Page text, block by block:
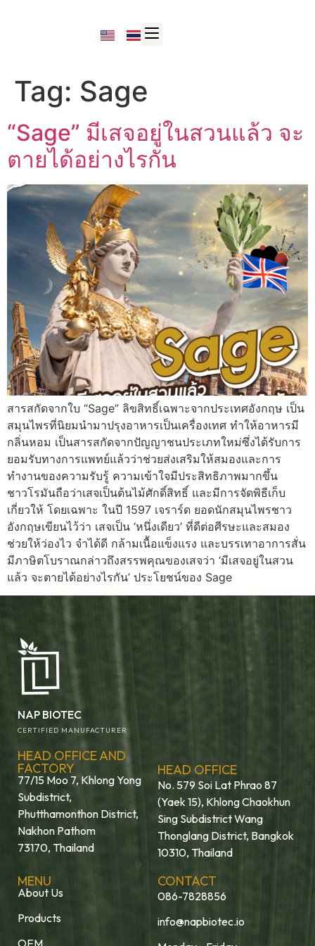
Tag: Sage
“Sage” มีเสจอยู่ในสวนแล้ว จะ
ตายได้อย่างไรกัน
สารสกัดจากใบ “Sage” ลิขสิทธิ์เฉพาะจากประเทศอังกฤษ เป็น
สมุนไพรที่นิยมนำมาปรุงอาหารเป็นเครื่องเทศ ทำให้อาหารมี
กลิ่นหอม เป็นสารสกัดจากปัญญาชนประเภทใหม่ซึ่งได้รับการ
ยอมรับทางการแพทย์แล้วว่าช่วยส่งเสริมให้สมองและการ
ทำงานของความรับรู้ ความเข้าใจมีประสิทธิภาพมากขึ้น
ชาวโรมันถือว่าเสจเป็นต้นไม้ศักดิ์สิทธิ์ และมีการจัดพิธีเก็บ
เกี่ยวให้ โดยเฉพาะ ในปี 1597 เจราร์ด ยอดนักสมุนไพรชาว
อังกฤษเขียนไว้ว่า เสจเป็น ‘หนึ่งเดียว’ ที่ดีต่อศีรษะและสมอง
ช่วยให้ว่องไว จำได้ดี กล้ามเนื้อแข็งแรง และบรรเทาอาการสั่น
มีภาษิตโบราณกล่าวถึงสรรพคุณของเสจว่า ‘มีเสจอยู่ในสวน
แล้ว จะตายได้อย่างไรกัน’ ประโยชน์ของ Sage
NAP BIOTEC
CERTIFIED MANUFACTURER
HEAD OFFICE AND
FACTORY
77/15 Moo 7, Khlong Yong
Subdistrict,
Phutthamonthon District,
Nakhon Pathom
73170, Thailand
HEAD OFFICE
No. 579 Soi Lat Phrao 87
(Yaek 15), Khlong Chaokhun
Sing Subdistrict Wang
Thonglang District, Bangkok
10310, Thailand
MENU
About Us
Products
CONTACT
086-7828856
info@napbiotec.io